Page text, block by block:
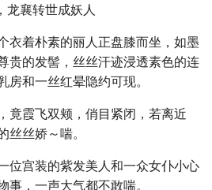
龙襄转世成妖人
衣着朴素的丽人正盘膝而坐，如墨
贵的发髻，丝丝汗迹浸透素色的连
房和一丝红晕隐约可现。
竟霞飞双颊，俏目紧闭，若离近
丝丝娇～喘。
位宫装的紫发美人和一众女仆小心
事，一声大气都不敢喘。